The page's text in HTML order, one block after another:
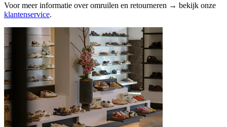
Voor meer informatie over omruilen en retourneren → bekijk onze
klantenservice.